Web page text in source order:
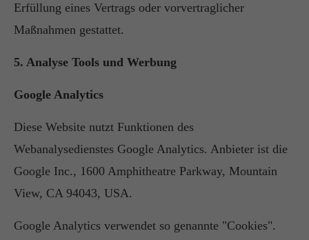
Erfüllung eines Vertrags oder vorvertraglicher
Maßnahmen gestattet.
5. Analyse Tools und Werbung
Google Analytics
Diese Website nutzt Funktionen des
Webanalysedienstes Google Analytics. Anbieter ist die
Google Inc., 1600 Amphitheatre Parkway, Mountain
View, CA 94043, USA.
Google Analytics verwendet so genannte "Cookies".